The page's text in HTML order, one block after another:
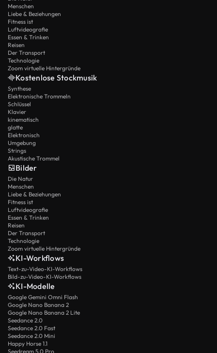
Menschen
Liebe & Beziehungen
Fitness ist
Luftvideografie
Essen & Trinken
Reisen
Der Transport
Technologie
Zoom virtuelle Hintergründe
Kostenlose Stockmusik
Synthese
Elektronische Trommeln
Schlüssel
Klavier
kinematisch
glatte
Elektronisch
Umgebung
Strings
Akustische Trommel
Bilder
Die Natur
Menschen
Liebe & Beziehungen
Fitness ist
Luftvideografie
Essen & Trinken
Reisen
Der Transport
Technologie
Zoom virtuelle Hintergründe
KI-Workflows
Text-zu-Video-KI-Workflows
Bild-zu-Video-KI-Workflows
KI-Modelle
Google Gemini Omni Flash
Google Nano Banana 2
Google Nano Banana 2 Lite
Seedance 2.0
Seedance 2.0 Fast
Seedance 2.0 Mini
Happy Horse 1.1
Seedream 5.0 Pro